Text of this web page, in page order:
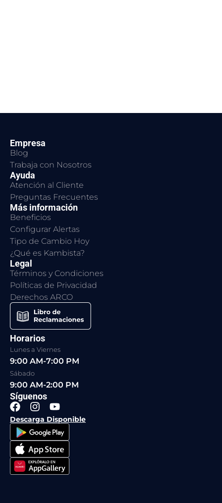
Empresa
Blog
Trabaja con Nosotros
Ayuda
Atención al Cliente
Preguntas Frecuentes
Más información
Beneficios
Configurar Alertas
Tipo de Cambio Hoy
¿Qué es Kambista?
Legal
Términos y Condiciones
Políticas de Privacidad
Derechos ARCO
Horarios
Lunes a Viernes
9:00 AM-7:00 PM
Sábado
9:00 AM-2:00 PM
Síguenos
F
a
c
e
b
o
o
k
I
n
s
t
a
g
r
a
Y
o
u
t
u
b
e
Descarga Disponible